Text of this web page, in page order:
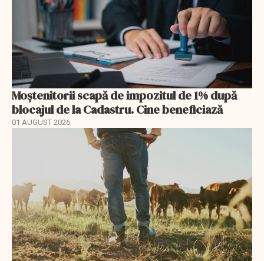
Moștenitorii scapă de impozitul de 1% după
blocajul de la Cadastru. Cine beneficiază
01 AUGUST 2026